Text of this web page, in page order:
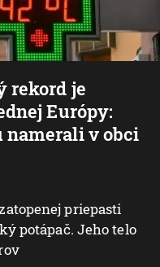
rekord je
Európy:
v obci
priepasti
potápač. Jeho telo